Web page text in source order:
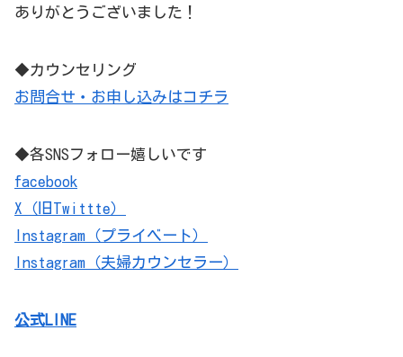
ありがとうございました！
◆カウンセリング
お問合せ・お申し込みはコチラ
◆各SNSフォロー嬉しいです
facebook
X（旧Twittte）
Instagram（プライベート）
Instagram（夫婦カウンセラー）
公式LINE